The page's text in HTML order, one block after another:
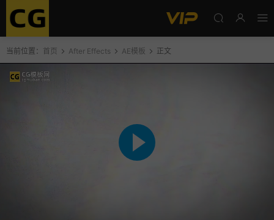
当前位置： 首页 After Effects AE模板 正文